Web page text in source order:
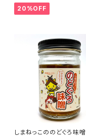
20%OFF
しまねっこののどぐろ味噌